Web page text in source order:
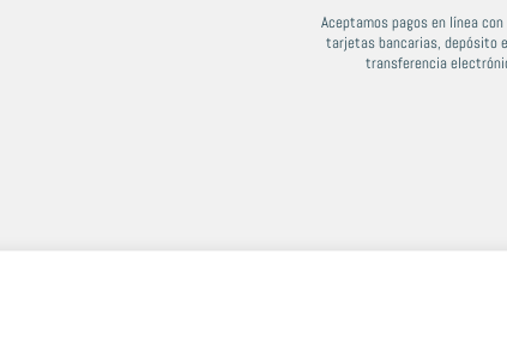
Aceptamos pagos en línea
tarjetas bancarias, depósito
transferencia